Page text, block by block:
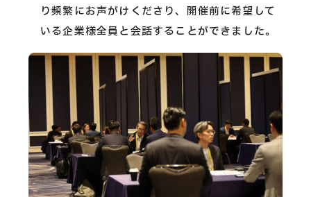
り頻繁にお声がけくださり、開催前に希望して
いる企業様全員と会話することができました。